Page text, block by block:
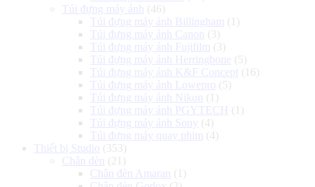
Túi đựng máy ảnh
(46)
Túi đựng máy ảnh Billingham (1)
Túi đựng máy ảnh Canon
(3)
Túi đựng máy ảnh Fujifilm (3)
Túi đựng máy ảnh Herringbone (5)
Túi đựng máy ảnh K&F Concept (16)
Túi đựng máy ảnh Lowepro (5)
Túi đựng máy ảnh Nikon
(1)
Túi đựng máy ảnh PGYTECH
(1)
Túi đựng máy ảnh Sony (4)
Túi đựng máy quay phim (4)
Thiết bị Studio (353)
Chân đèn
(21)
Chân đèn Amaran
(1)